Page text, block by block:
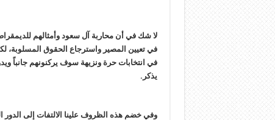
لا شك في أن محاربة آل سعود وأمثالهم
في تعيين المصير واسترجاع الحقوق المسلوبة،
في انتخابات حرة ونزيهة سوف يركنونهم جانباً
يذكر.
وفي خضم هذه الظروف علينا الالتفات إلى الدور